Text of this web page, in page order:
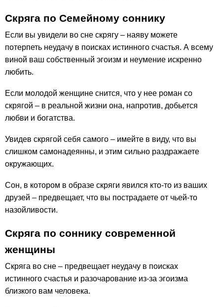
Скряга по Семейному соннику
Если вы увидели во сне скрягу – наяву можете
потерпеть неудачу в поисках истинного счастья. А всему
виной ваш собственный эгоизм и неумение искренно
любить.
Если молодой женщине снится, что у нее роман со
скрягой – в реальной жизни она, напротив, добьется
любви и богатства.
Увидев скрягой себя самого – имейте в виду, что вы
слишком самонадеянны, и этим сильно раздражаете
окружающих.
Сон, в котором в образе скряги явился кто-то из ваших
друзей – предвещает, что вы пострадаете от чьей-то
назойливости.
Скряга по соннику современной
женщины
Скряга во сне – предвещает неудачу в поисках
истинного счастья и разочарование из-за эгоизма
близкого вам человека.